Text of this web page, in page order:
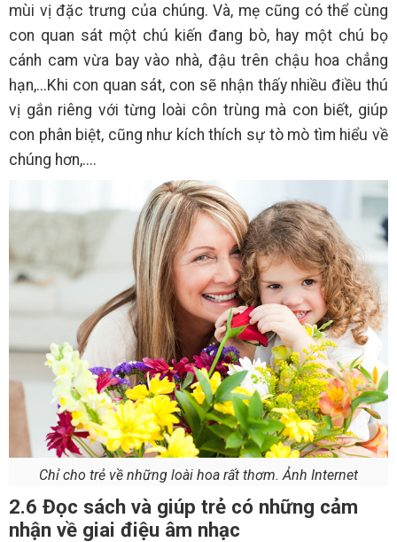
mùi vị đặc trưng của chúng. Và, mẹ cũng có thể cùng
con quan sát một chú kiến đang bò, hay một chú bọ
cánh cam vừa bay vào nhà, đậu trên chậu hoa chẳng
hạn,...Khi con quan sát, con sẽ nhận thấy nhiều điều thú
vị gắn riêng với từng loài côn trùng mà con biết, giúp
con phân biệt, cũng như kích thích sự tò mò tìm hiểu về
chúng hơn,....
Chỉ cho trẻ về những loài hoa rất thơm. Ảnh Internet
2.6 Đọc sách và giúp trẻ có những cảm
nhận về giai điệu âm nhạc